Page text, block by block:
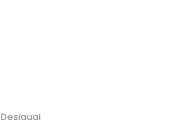
Desigual